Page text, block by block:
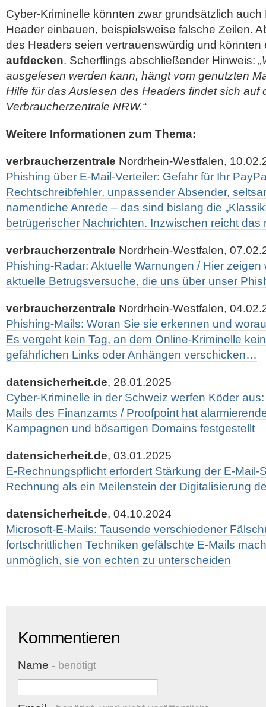
Cyber-Kriminelle könnten zwar grundsätzlich
Header einbauen, beispielsweise falsche Zeilen.
des Headers seien vertrauenswürdig und könnten
aufdecken. Scherflings abschließender Hinweis:
ausgelesen werden kann, hängt vom genutzten
Hilfe für das Auslesen des Headers findet sich auf
Verbraucherzentrale NRW.“
Weitere Informationen zum Thema:
verbraucherzentrale Nordrhein-Westfalen,
Phishing über E-Mail-Verteiler: Gefahr für Ihr
Rechtschreibfehler, unpassender Absender,
namentliche Anrede – das sind bislang die
betrügerischer Nachrichten. Inzwischen reicht
verbraucherzentrale Nordrhein-Westfalen,
Phishing-Radar: Aktuelle Warnungen / Hier zeigen
aktuelle Betrugsversuche, die uns über unser
verbraucherzentrale Nordrhein-Westfalen,
Phishing-Mails: Woran Sie sie erkennen und
Es vergeht kein Tag, an dem Online-Kriminelle
gefährlichen Links oder Anhängen verschicken…
datensicherheit.de, 28.01.2025
Cyber-Kriminelle in der Schweiz werfen Köder
Mails des Finanzamts / Proofpoint hat
Kampagnen und bösartigen Domains festgestellt
datensicherheit.de, 03.01.2025
E-Rechnungspflicht erfordert Stärkung der E-Mail-
Rechnung als ein Meilenstein der Digitalisierung
datensicherheit.de, 04.10.2024
Microsoft-E-Mails: Tausende verschiedener
fortschrittlichen Techniken gefälschte E-Mails
unmöglich, sie von echten zu unterscheiden
Kommentieren
Name - benötigt